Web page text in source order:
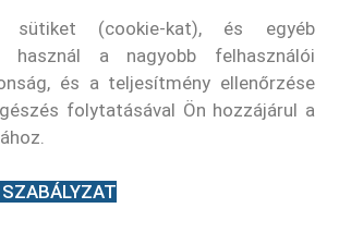
sütiket (cookie-kat), és egyéb
használ a nagyobb felhasználói
és a teljesítmény ellenőrzése
folytatásával Ön hozzájárul a